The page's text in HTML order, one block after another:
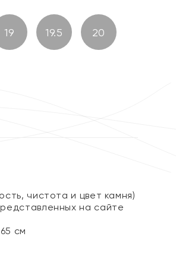
19 19.5 20
чистота и цвет камня)
на сайте
см